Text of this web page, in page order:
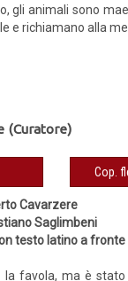
gli animali sono
e richiamano alla
(Curatore)
Cavarzere
Saglimbeni
testo latino a fronte
la favola, ma è